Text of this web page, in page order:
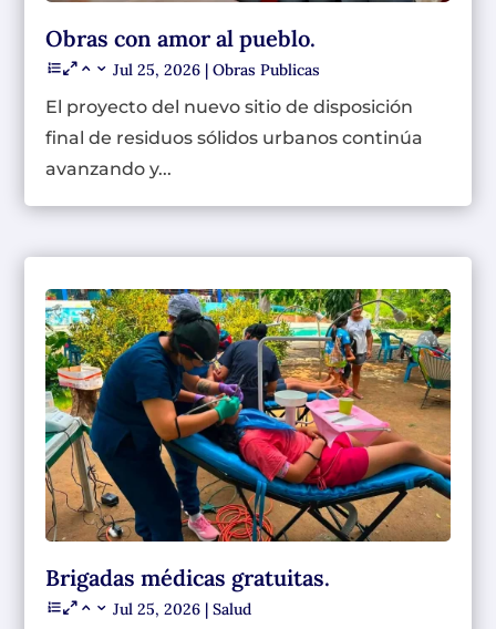
Obras con amor al pueblo.
Jul 25, 2026 |Obras Publicas
El proyecto del nuevo sitio de disposición
final de residuos sólidos urbanos continúa
avanzando y...
Brigadas médicas gratuitas.
Jul 25, 2026 |Salud